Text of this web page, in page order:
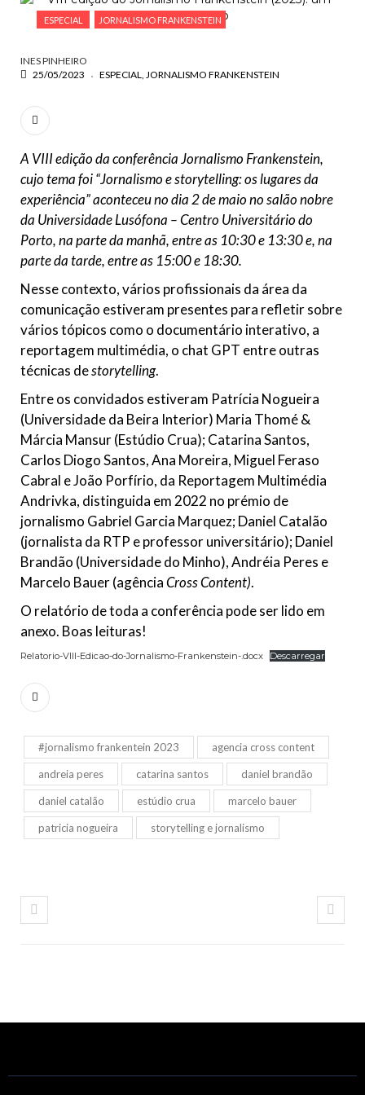
ESCREVA O QUE PROCURA E PRIMA ENTER
ESPECIAL JORNALISMO FRANKENSTEIN
INES PINHEIRO
25/05/2023
ESPECIAL JORNALISMO FRANKENSTEIN
A VIII edição da conferência Jornalismo Frankenstein,
cujo tema foi “Jornalismo e storytelling: os lugares da
experiência” aconteceu no dia 2 de maio no salão nobre
da Universidade Lusófona – Centro Universitário do
Porto, na parte da manhã, entre as 10:30 e 13:30 e, na
parte da tarde, entre as 15:00 e 18:30.
Nesse contexto, vários profissionais da área da
comunicação estiveram presentes para refletir sobre
vários tópicos como o documentário interativo, a
reportagem multimédia, o chat GPT entre outras
técnicas destorytelling.
Entre os convidados estiveram Patrícia Nogueira
(Universidade da Beira Interior) Maria Thomé &
Márcia Mansur (Estúdio Crua); Catarina Santos,
Carlos Diogo Santos, Ana Moreira, Miguel Feraso
Cabral e João Porfírio, da Reportagem Multimédia
Andrivka, distinguida em 2022 no prémio de
jornalismo Gabriel Garcia Marquez; Daniel Catalão
(jornalista da RTP e professor universitário); Daniel
Brandão (Universidade do Minho), Andréia Peres e
Marcelo Bauer (agênciaCross Content).
O relatório de toda a conferência pode ser lido em
anexo. Boas leituras!
Relatorio-VIII-Edicao-do-Jornalismo-Frankenstein-.docx Descarregar
#jornalismo frankentein 2023 agencia cross content
andreia peres catarina santos daniel brandão
daniel catalão estúdio crua marcelo bauer
patricia nogueira storytelling e jornalismo